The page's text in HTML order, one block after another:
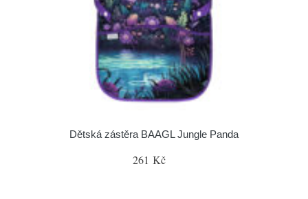
Dětská zástěra BAAGL Jungle Panda
261 Kč